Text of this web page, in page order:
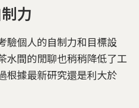
力
驗個人的自制力和目標設
水間的閒聊也稍稍降低了工
根據最新研究還是利大於